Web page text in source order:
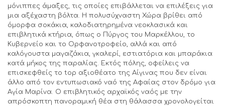
μόνιππες άμαξες, τις οποίες επιβάλλεται να επιλέξεις για
μια αξέχαστη βόλτα. Η πολυσύχναστη Χώρα βρίθει από
όμορφα σοκάκια, καλοδιατηρημένα νεοκλασικά και
επιβλητικά κτήρια, όπως ο Πύργος του Μαρκέλλου, το
Κυβερνείο και το Ορφανοτροφείο, αλλά και από
καλόγουστα μαγαζάκια, γκαλερί, εστιατόρια και μπαράκια
κατά μήκος της παραλίας. Εκτός πόλης, οφείλεις να
επισκεφθείς το top αξιοθέατο της Αίγινας που δεν είναι
άλλο από τον εντυπωσιακό ναό της Αφαίας στον δρόμο για
Αγία Μαρίνα. Ο επιβλητικός αρχαϊκός ναός με την
απρόσκοπτη πανοραμική θέα στη θάλασσα χρονολογείται